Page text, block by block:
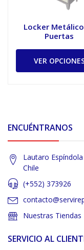
Locker
Puertas
VER
ENCUÉNTRANOS
Lautaro
Chile
(+552) 373926
Nuestras Tiendas
SERVICIO AL